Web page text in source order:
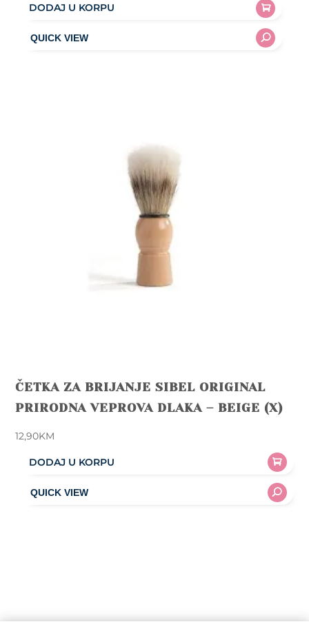
DODAJ U KORPU
ČETKA ZA BRIJANJE SIBEL ORIGINAL
PRIRODNA VEPROVA DLAKA – BEIGE (X)
12,90KM
DODAJ U KORPU